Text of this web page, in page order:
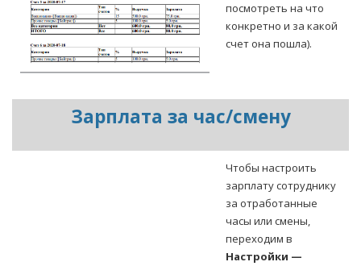
посмотреть на что
конкретно и за какой
счет она пошла).
Зарплата за час/смену
Чтобы настроить
зарплату сотруднику
за отработанные
часы или смены,
переходим в
Настройки —